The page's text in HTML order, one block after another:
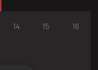
14 15 16